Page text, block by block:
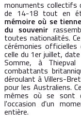
monuments collectifs
de 14-18 tout en
mémoire où se
du souvenir
toutes nationalités.
cérémonies
celle du 1er juillet,
Somme, à
combattants
déroulant à Villers-
pour les Australiens.
mêmes où se sont
l'occasion d'un
entière.